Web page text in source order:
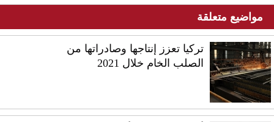
مواضيع متعلقة
تركيا تعزز إنتاجها وصادراتها من
الصلب الخام خلال 2021